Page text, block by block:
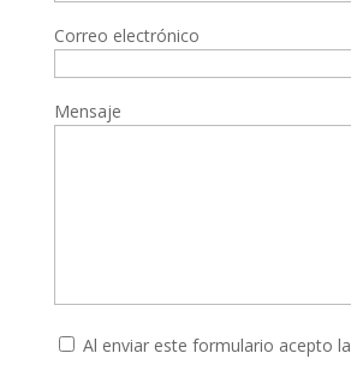
Correo electrónico
Mensaje
Al enviar este formulario acepto la